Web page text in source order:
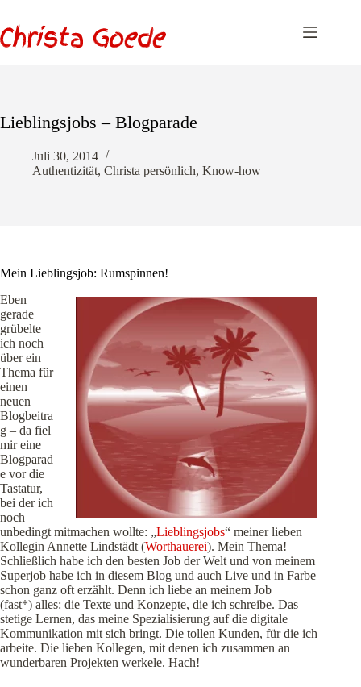
springen
Lieblingsjobs – Blogparade
Juli 30, 2014
Authentizität, Christa persönlich, Know-how
Mein Lieblingsjob: Rumspinnen!
Eben
gerade
grübelte
ich noch
über ein
Thema für
einen
neuen
Blogbeitra
g – da fiel
mir eine
Blogparad
e vor die
Tastatur,
bei der ich
noch
unbedingt mitmachen wollte: „Lieblingsjobs“ meiner lieben
Kollegin Annette Lindstädt (Worthauerei). Mein Thema!
Schließlich habe ich den besten Job der Welt und von meinem
Superjob habe ich in diesem Blog und auch Live und in Farbe
schon ganz oft erzählt. Denn ich liebe an meinem Job
(fast*) alles: die Texte und Konzepte, die ich schreibe. Das
stetige Lernen, das meine Spezialisierung auf die digitale
Kommunikation mit sich bringt. Die tollen Kunden, für die ich
arbeite. Die lieben Kollegen, mit denen ich zusammen an
wunderbaren Projekten werkele. Hach!